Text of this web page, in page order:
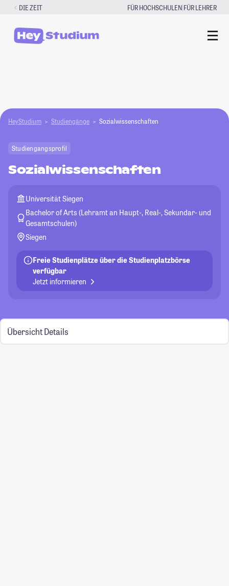
Zum
springen
DIE ZEIT FÜR HOCHSCHULEN|FÜR LEHRER
HeyStudium Studiengänge Sozialwissenschaften
Studiengangsprofil
Sozialwissenschaften
Universität Siegen
Bachelor of Arts (Lehramt an Haupt-, Real-, Sekundar- und
Gesamtschulen)
Siegen
Freie Studienplätze über die Studienplatzbörse
verfügbar
Jetzt informieren
Übersicht Details